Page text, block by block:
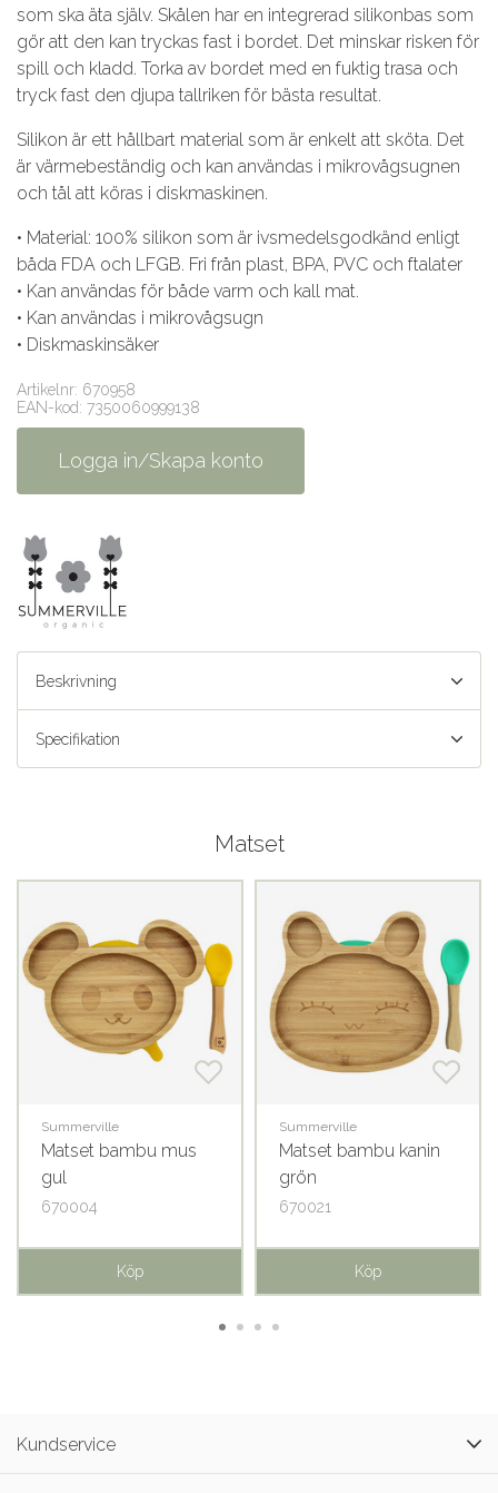
som ska äta själv. Skålen har en integrerad silikonbas som
gör att den kan tryckas fast i bordet. Det minskar risken för
spill och kladd. Torka av bordet med en fuktig trasa och
tryck fast den djupa tallriken för bästa resultat.
Silikon är ett hållbart material som är enkelt att sköta. Det
är värmebeständig och kan användas i mikrovågsugnen
och tål att köras i diskmaskinen.
• Material: 100% silikon som är ivsmedelsgodkänd enligt
båda FDA och LFGB. Fri från plast, BPA, PVC och ftalater
• Kan användas för både varm och kall mat.
• Kan användas i mikrovågsugn
• Diskmaskinsäker
Artikelnr: 670958
EAN-kod: 7350060999138
Logga in/Skapa konto
Beskrivning
Specifikation
Matset
Summerville
Matset bambu mus
gul
670004
Köp
Summerville
Matset bambu kanin
grön
670021
Köp
Kundservice